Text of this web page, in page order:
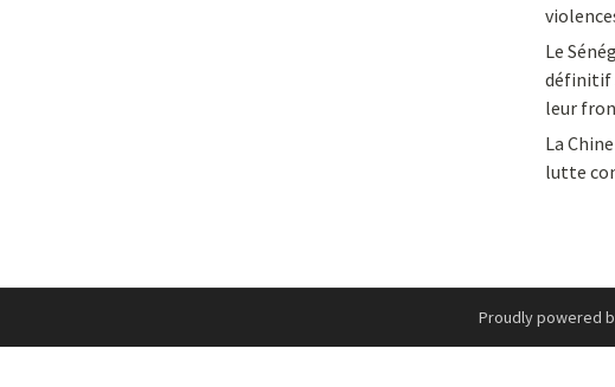
Le
définitif
leur
La
lutte
Proudly powered